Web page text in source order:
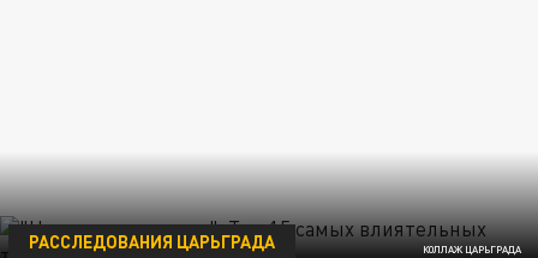
КОЛЛАЖ ЦАРЬГРАДА
РАССЛЕДОВАНИЯ ЦАРЬГРАДА